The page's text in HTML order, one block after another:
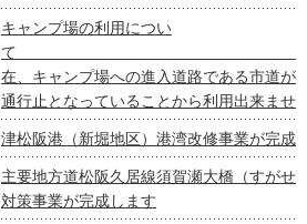
キャンプ場の利用につい
て ※
在、キャンプ場への進入道路である市道が
通行止となっていることから利用出来ませ
津松阪港（新堀地区）港湾改修事業が完成
主要地方道松阪久居線須賀瀬大橋（すがせ
対策事業が完成します